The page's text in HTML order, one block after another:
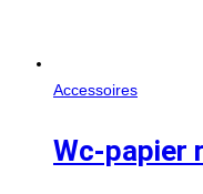
Accessoires
Wc-papier